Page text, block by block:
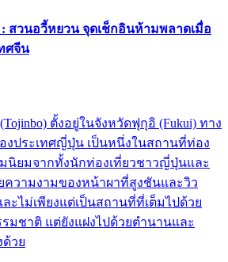
: สวนอวี้หยวน จุดเช็กอินห้ามพลาดเมื่อ
ศจีน
ตั้งอยู่ในจังหวัดฟุกุอิ (Fukui) ทาง
ประเทศญี่ปุ่น เป็นหนึ่งในสถานที่ท่อง
นิยมจากทั้งนักท่องเที่ยวชาวญี่ปุ่นและ
ความงามของหน้าผาที่สูงชันและวิว
ะไม่เพียงแต่เป็นสถานที่ที่เต็มไปด้วย
มชาติ แต่ยังแฝงไปด้วยตำนานและ
วย